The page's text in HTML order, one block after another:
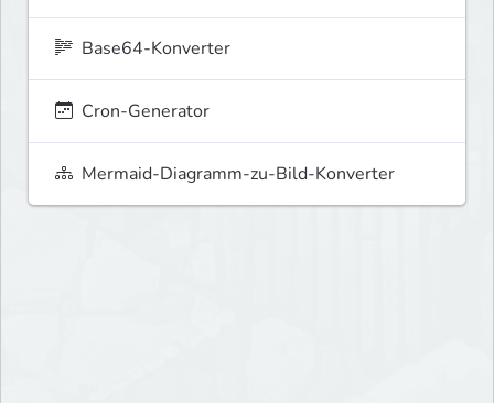
Base64-Konverter
Cron-Generator
Mermaid-Diagramm-zu-Bild-Konverter